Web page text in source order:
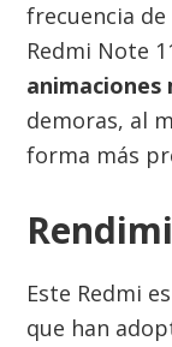
frecuencia
Redmi Note
animaciones
demoras, al
forma más
Este Redmi
que han